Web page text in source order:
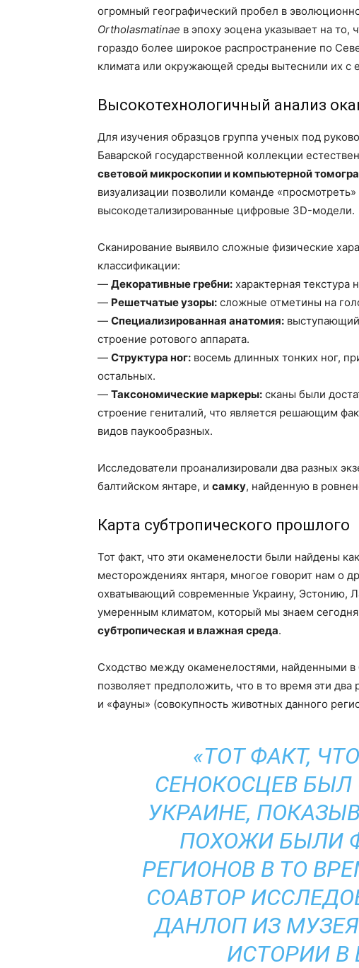
огромный географический пробел в
Ortholasmatinae в эпоху эоцена указывает на то,
гораздо более широкое распространение по
климата или окружающей среды вытеснили их с
Высокотехнологичный анализ
Для изучения образцов группа ученых под
Баварской государственной коллекции
световой микроскопии и компьютерной
визуализации позволили команде
высокодетализированные цифровые 3D-модели.
Сканирование выявило сложные физические
классификации:
— Декоративные гребни: характерная текстура
— Решетчатые узоры: сложные отметины на
— Специализированная анатомия:
строение ротового аппарата.
— Структура ног: восемь длинных тонких ног,
остальных.
— Таксономические маркеры: сканы были
строение гениталий, что является решающим
видов паукообразных.
Исследователи проанализировали два разных
балтийском янтаре, и самку, найденную в
Карта субтропического прошлого
Тот факт, что эти окаменелости были найдены
месторождениях янтаря, многое говорит нам о
охватывающий современные Украину, Эстонию,
умеренным климатом, который мы знаем
субтропическая и влажная среда.
Сходство между окаменелостями, найденными в
позволяет предположить, что в то время эти
и «фауны» (совокупность животных данного
«ТОТ ФАКТ,
СЕНОКОСЦЕВ
УКРАИНЕ,
ПОХОЖИ БЫЛИ
РЕГИОНОВ В ТО
СОАВТОР
ДАНЛОП ИЗ
ИСТОРИИ В